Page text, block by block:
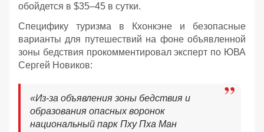
обойдется в $35–45 в сутки.
Специфику туризма в Кхонкэне и безопасные
варианты для путешествий на фоне объявленной
зоны бедствия прокомментировал эксперт по ЮВА
Сергей Новиков:
«Из-за объявления зоны бедствия и
образования опасных воронок
национальный парк Пху Пха Ман